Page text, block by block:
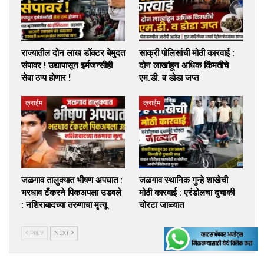
राज्यातील दोन लाख डॉक्टर बेमुदत
संपावर ! उद्यापासून इर्मजन्सीही
सेवा ठप्प होणार !
साक्री पोलिसांची मोठी कारवाई :
दोन लाखांहून अधिक किंमतीचे
एम.डी. व डोडा जप्त
क्राईम
जळगाव तालुक्यात भीषण अपघात :
भरधाव टँकरने पिकअपला उडवले
: नशिराबादच्या तरुणाचा मृत्यू
क्राईम
जळगाव स्थानिक गुन्हे शाखेची
मोठी कारवाई : एरंडोलचा दुचाकी
चोरटा जाळ्यात
PREV NEXT